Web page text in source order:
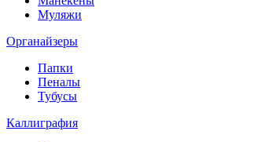
Муляжи
Органайзеры
Папки
Пеналы
Тубусы
Каллиграфия